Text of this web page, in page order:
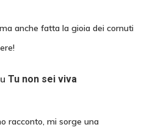
anche fatta la gioia dei cornuti
Tu non sei viva
racconto, mi sorge una